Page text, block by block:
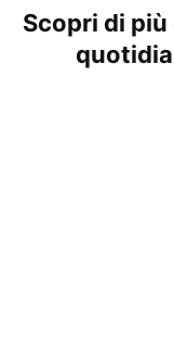
Scopri di più